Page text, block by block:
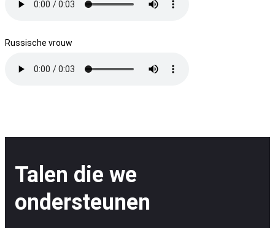
Russische vrouw
Talen die we
ondersteunen